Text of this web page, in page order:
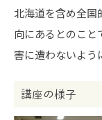
北海道を含め全国
向にあるとのこ
害に遭わないよう
講座の様子